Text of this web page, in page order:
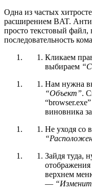
Одна из частых
расширением BAT.
просто текстовый файл,
последовательность
Кликаем
выбираем
Нам нужна
“Объект”.
виновника
Не уходя со
Зайдя туда,
верхнем
—